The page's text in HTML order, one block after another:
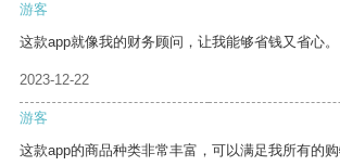
游客
这款app就像我的财务顾问，让我能够省钱又省心。
2023-12-22
游客
这款app的商品种类非常丰富，可以满足我所有的购